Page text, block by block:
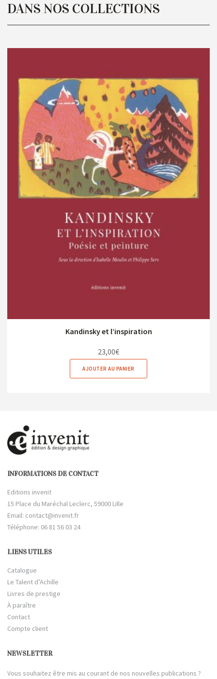
DANS NOS COLLECTIONS
Kandinsky et l’inspiration
23,00€
AJOUTER AU PANIER
INFORMATIONS DE CONTACT
Editions invenit
15 Place du Maréchal Leclerc, 59000 Lille
Email: contact@invenit.fr
Téléphone: 06 81 56 03 24
LIENS UTILES
Catalogue
Le Talent d’Achille
Livres de prestige
À paraître
Contact
Compte client
NEWSLETTER
Vous souhaitez être mis au courant de nos nouvelles publications ?